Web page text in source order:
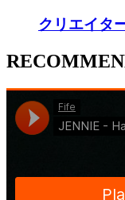
クリエイタ